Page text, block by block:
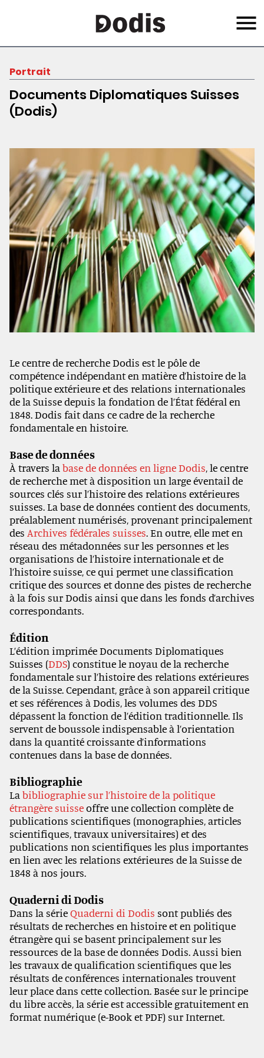
content
Menu
Portrait
Documents Diplomatiques Suisses
(Dodis)
Le centre de recherche Dodis est le pôle de
compétence indépendant en matière d’histoire de la
politique extérieure et des relations internationales
de la Suisse depuis la fondation de l’État fédéral en
1848. Dodis fait dans ce cadre de la recherche
fondamentale en histoire.
Base de données
À travers la base de données en ligne Dodis, le centre
de recherche met à disposition un large éventail de
sources clés sur l’histoire des relations extérieures
suisses. La base de données contient des documents,
préalablement numérisés, provenant principalement
des Archives fédérales suisses. En outre, elle met en
réseau des métadonnées sur les personnes et les
organisations de l’histoire internationale et de
l’histoire suisse, ce qui permet une classification
critique des sources et donne des pistes de recherche
à la fois sur Dodis ainsi que dans les fonds d’archives
correspondants.
Édition
L’édition imprimée Documents Diplomatiques
Suisses (DDS) constitue le noyau de la recherche
fondamentale sur l’histoire des relations extérieures
de la Suisse. Cependant, grâce à son appareil critique
et ses références à Dodis, les volumes des DDS
dépassent la fonction de l’édition traditionnelle. Ils
servent de boussole indispensable à l’orientation
dans la quantité croissante d’informations
contenues dans la base de données.
Bibliographie
La bibliographie sur l’histoire de la politique
étrangère suisseoffre une collection complète de
publications scientifiques (monographies, articles
scientifiques, travaux universitaires) et des
publications non scientifiques les plus importantes
en lien avec les relations extérieures de la Suisse de
1848 à nos jours.
Quaderni di Dodis
Dans la sérieQuaderni di Dodis sont publiés des
résultats de recherches en histoire et en politique
étrangère qui se basent principalement sur les
ressources de la base de données Dodis. Aussi bien
les travaux de qualification scientifiques que les
résultats de conférences internationales trouvent
leur place dans cette collection. Basée sur le principe
du libre accès, la série est accessible gratuitement en
format numérique (e-Book et PDF) sur Internet.